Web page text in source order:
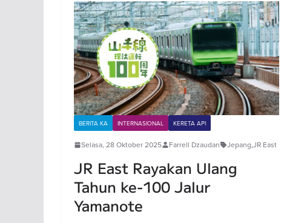
BERITA KA INTERNASIONAL KERETA API
Selasa, 28 Oktober 2025 Farrell Dzaudan Jepang,JR East
JR East Rayakan Ulang
Tahun ke-100 Jalur
Yamanote